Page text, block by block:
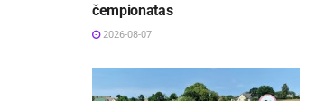
čempionatas
2026-08-07